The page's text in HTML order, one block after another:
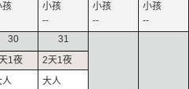
-- --
--
30 31